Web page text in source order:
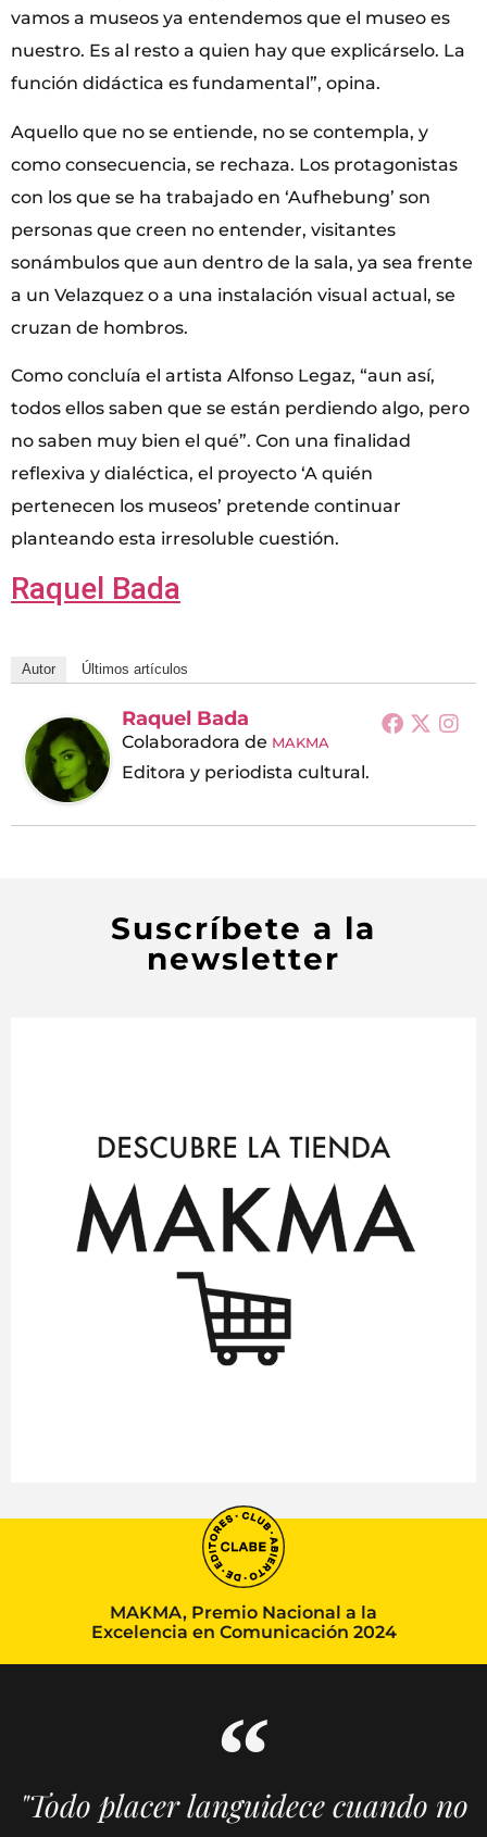
vamos a museos ya entendemos que el museo es
nuestro. Es al resto a quien hay que explicárselo. La
función didáctica es fundamental”, opina.
Aquello que no se entiende, no se contempla, y
como consecuencia, se rechaza. Los protagonistas
con los que se ha trabajado en ‘Aufhebung’ son
personas que creen no entender, visitantes
sonámbulos que aun dentro de la sala, ya sea frente
a un Velazquez o a una instalación visual actual, se
cruzan de hombros.
Como concluía el artista Alfonso Legaz, “aun así,
todos ellos saben que se están perdiendo algo, pero
no saben muy bien el qué”. Con una finalidad
reflexiva y dialéctica, el proyecto ‘A quién
pertenecen los museos’ pretende continuar
planteando esta irresoluble cuestión.
Raquel Bada
Autor Últimos artículos
Raquel Bada
Colaboradora de MAKMA
Editora y periodista cultural.
Suscríbete a la
newsletter
MAKMA, Premio Nacional a la
Excelencia en Comunicación 2024
"Todo placer languidece cuando no